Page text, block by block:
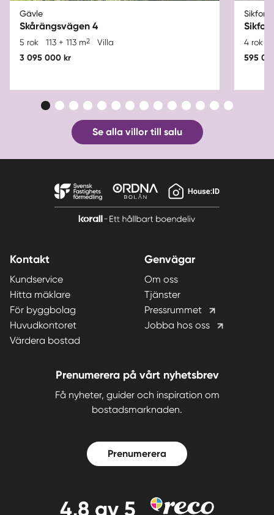
Gävle
Skårängsvägen 4
5 rok 113 + 113 m2 Villa
3 095 000 kr
Sikfors
4 rok
595
Se alla villor till salu
Kontakt
Kundservice
Hitta mäklare
För byggbolag
Huvudkontoret
Värdera bostad
Genvägar
Om oss
Tjänster
Pressrummet
Jobba hos oss
Prenumerera på vårt nyhetsbrev
Få nyheter, guider och inspiration om
bostadsmarknaden.
Prenumerera
4,8 av 5